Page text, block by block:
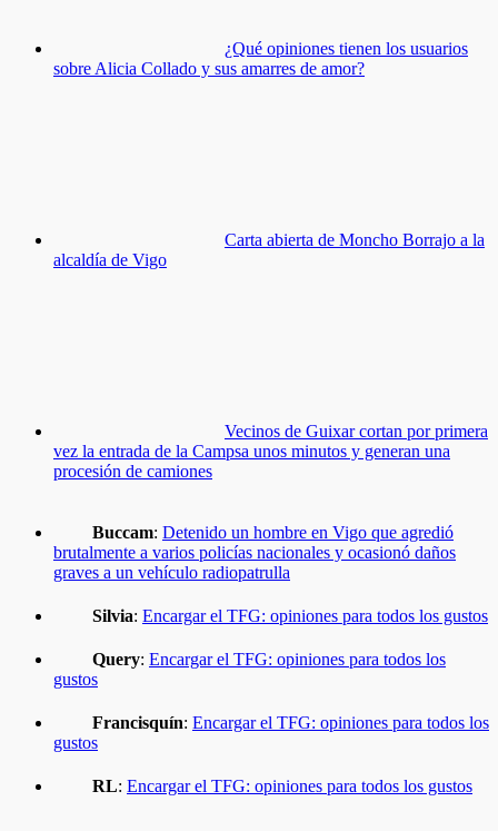
¿Qué opiniones tienen los usuarios
sobre Alicia Collado y sus amarres de amor?
Carta abierta de Moncho Borrajo a la
alcaldía de Vigo
Vecinos de Guixar cortan por primera
vez la entrada de la Campsa unos minutos y generan una
procesión de camiones
Buccam: Detenido un hombre en Vigo que agredió
brutalmente a varios policías nacionales y ocasionó daños
graves a un vehículo radiopatrulla
Silvia: Encargar el TFG: opiniones para todos los gustos
Query: Encargar el TFG: opiniones para todos los
gustos
Francisquín: Encargar el TFG: opiniones para todos los
gustos
RL: Encargar el TFG: opiniones para todos los gustos